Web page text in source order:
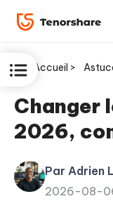
ReiBoot
for iOS
PDNob
Accueil >
Changer
2026,
Par Adrien
2026-08-